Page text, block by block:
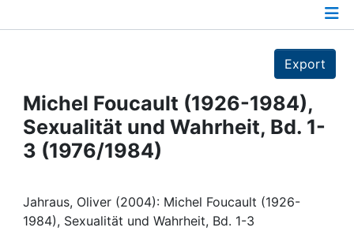
Projects
People
Awards
Export
Michel Foucault (1926-1984),
Sexualität und Wahrheit, Bd. 1-
3 (1976/1984)
Jahraus, Oliver (2004): Michel Foucault (1926-
1984), Sexualität und Wahrheit, Bd. 1-3